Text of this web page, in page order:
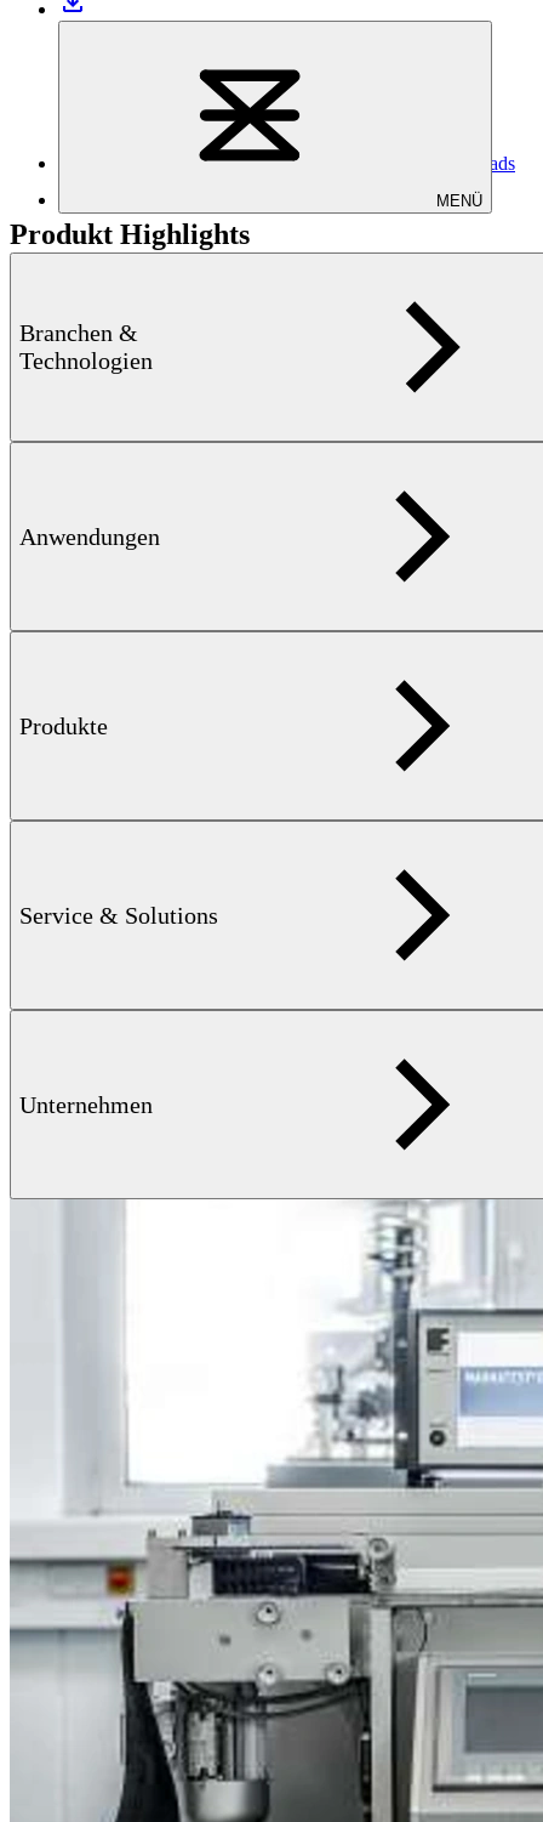
MENÜ
Branchen &
Technologien
Anwendungen
Produkte
Service & Solutions
Unternehmen
Downloads
Produkt Highlights
Verlässliche Prüfung durch Einsatz bewährten
MAGNATEST D
Überwachung der Prüfstrecke zur Vermeidung von
Automatische Sortierung in Gut- und Schlechtteile
Verschiedene Durchlaufspulen verfügbar, je nach Geometrie
der Prüfteile
Dokumentation der Ergebnisse
Downloads
Verwechslungsprüfung von Komponenten